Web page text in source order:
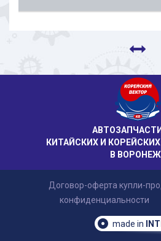
КИТАЙСКИХ И
В
Договор-оферта купли-
конфиденциальности
made in